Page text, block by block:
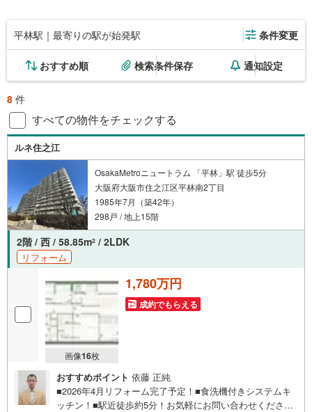
平林駅｜最寄りの駅が始発駅 条件変更
おすすめ順 検索条件保存 通知設定
8 件
すべての物件をチェックする
ルネ住之江
OsakaMetroニュートラム 「平林」駅 徒歩5分
大阪府大阪市住之江区平林南2丁目
1985年7月（築42年）
298戸 / 地上15階
2階 / 西 / 58.85m2 / 2LDK
リフォーム
画像16枚
1,780万円
成約でもらえる
おすすめポイント 依藤 正純
■2026年4月リフォーム完了予定！■食洗機付きシステムキ
ッチン！■駅近徒歩約5分！お気軽にお問い合わせくださ